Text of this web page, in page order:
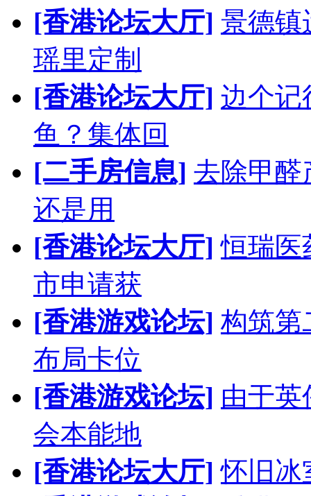
[香港论坛大厅] 景德镇
瑶里定制
[香港论坛大厅] 边个记
鱼？集体回
[二手房信息] 去除甲醛
还是用
[香港论坛大厅] 恒瑞医
市申请获
[香港游戏论坛] 构筑第
布局卡位
[香港游戏论坛] 由于英
会本能地
[香港论坛大厅] 怀旧冰